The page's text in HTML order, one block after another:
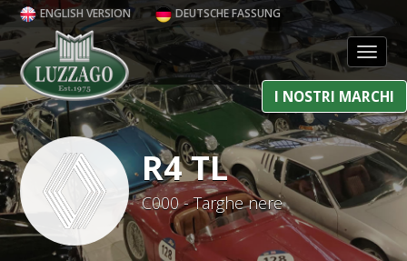
ENGLISH VERSION DEUTSCHE FASSUNG
I NOSTRI MARCHI
R4 TL
C000 - Targhe nere